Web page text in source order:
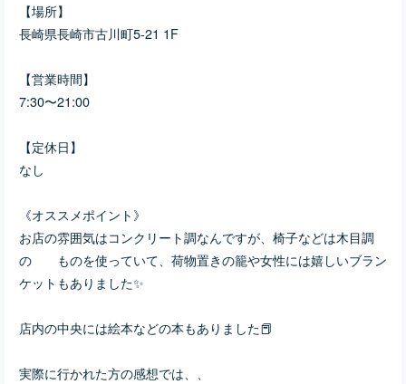
【場所】
長崎県長崎市古川町5-21 1F
【営業時間】
7:30〜21:00
【定休日】
なし
《オススメポイント》
お店の雰囲気はコンクリート調なんですが、椅子などは木目調
の ものを使っていて、荷物置きの籠や女性には嬉しいブラン
ケットもありました✨
店内の中央には絵本などの本もありました📕
実際に行かれた方の感想では、、